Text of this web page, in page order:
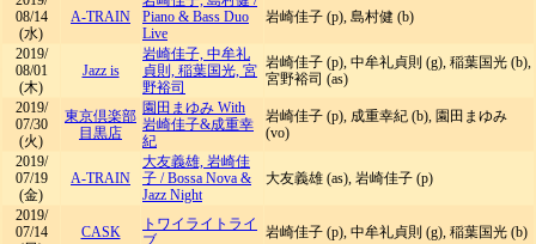
08/14
(水)
A-TRAIN
Piano & Bass Duo
Live
岩崎佳子 (p), 島村健 (b)
2019/
08/01
(木)
Jazz is
岩崎佳子, 中牟礼
貞則, 稲葉国光, 宮
野裕司
岩崎佳子 (p), 中牟礼貞則 (g), 稲葉国光 (b),
宮野裕司 (as)
2019/
07/30
(火)
東京倶楽部
目黒店
園田まゆみ With
岩崎佳子&成重幸
紀
岩崎佳子 (p), 成重幸紀 (b), 園田まゆみ
(vo)
2019/
07/19
(金)
A-TRAIN
大友義雄, 岩崎佳
子 /Bossa Nova &
Jazz Night
大友義雄 (as), 岩崎佳子 (p)
2019/
07/14
CASK
トワイライトライ
岩崎佳子 (p), 中牟礼貞則 (g), 稲葉国光 (b)